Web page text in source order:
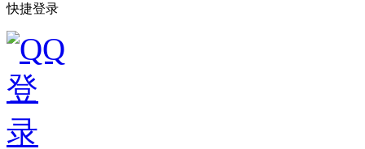
快捷登录